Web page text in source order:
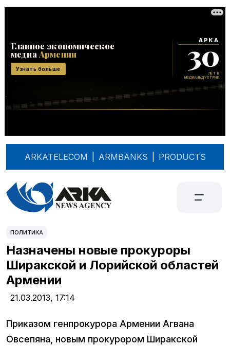
ARKATELECOM ARMBANKS PRODUCTS
ПОЛИТИКА
Назначены новые прокуроры
Ширакской и Лорийской областей
Армении
21.03.2013, 17:14
Приказом генпрокурора Армении Агвана
Овсепяна, новым прокурором Ширакской